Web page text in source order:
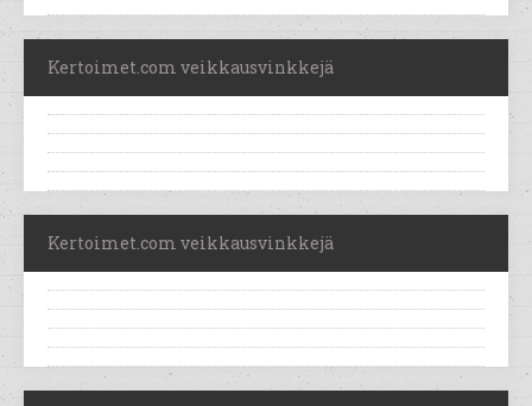
Kertoimet.com veikkausvinkkejä
Kertoimet.com veikkausvinkkejä